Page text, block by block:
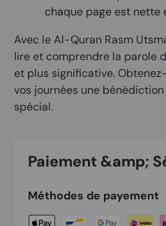
chaque page est nette
Avec le Al-Quran Rasm
lire et comprendre la parole
et plus significative.
vos journées une
spécial.
Paiement &amp;
Méthodes de payement